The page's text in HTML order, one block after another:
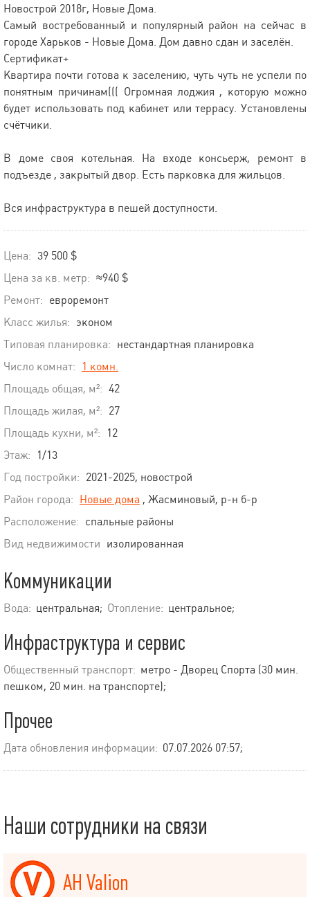
Новострой 2018г, Новые Дома.
Самый востребованный и популярный район на сейчас в
городе Харьков - Новые Дома. Дом давно сдан и заселён.
Сертификат+
Квартира почти готова к заселению, чуть чуть не успели по
понятным причинам((( Огромная лоджия , которую можно
будет использовать под кабинет или террасу. Установлены
счётчики.
В доме своя котельная. На входе консьерж, ремонт в
подъезде , закрытый двор. Есть парковка для жильцов.
Вся инфраструктура в пешей доступности.
Цена: 39 500 $
Цена за кв. метр: ≈940 $
Ремонт: евроремонт
Класс жилья: эконом
Типовая планировка: нестандартная планировка
Число комнат:
1 комн.
Площадь общая, м²: 42
Площадь жилая, м²: 27
Площадь кухни, м²:
12
Этаж:
1/13
Год постройки: 2021-2025, новострой
Район города: Новые дома
, Жасминовый, р-н б-р
Расположение: спальные районы
Вид недвижимости изолированная
Коммуникации
Вода: центральная; Отопление: центральное;
Инфраструктура и сервис
Общественный транспорт: метро - Дворец Спорта (30 мин.
пешком, 20 мин. на транспорте);
Прочее
Дата обновления информации: 07.07.2026 07:57;
Наши сотрудники на связи
АН Valion